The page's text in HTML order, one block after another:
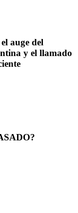
auge del
y el llamado